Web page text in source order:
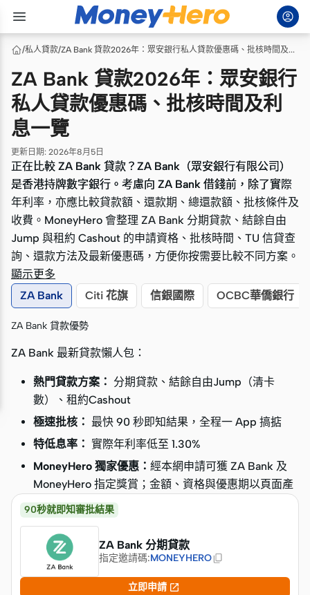
/私人貸款/ ZA Bank 貸款2026年：眾安銀行私人貸款優惠碼、批核時間及利息一覽
ZA Bank 貸款2026年：眾安銀行
私人貸款優惠碼、批核時間及利
息一覽
更新日期: 2026年8月5日
正在比較 ZA Bank 貸款？ZA Bank（眾安銀行有限公司）
是香港持牌數字銀行。考慮向 ZA Bank 借錢前，除了實際
年利率，亦應比較貸款額、還款期、總還款額、批核條件及
收費。MoneyHero 會整理 ZA Bank 分期貸款、結餘自由
Jump 與租約 Cashout 的申請資格、批核時間、TU 信貸查
詢、還款方法及最新優惠碼，方便你按需要比較不同方案。
正在比較 ZA Bank 貸款？ZA Bank（眾安銀行有限公司）
是香港持牌數字銀行。考慮向 ZA Bank 借錢前，除了實際
年利率，亦應比較貸款額、還款期、總還款額、批核條件及
收費。MoneyHero 會整理 ZA Bank 分期貸款、結餘自由
Jump 與租約 Cashout 的申請資格、批核時間、TU 信貸查
詢、還款方法及最新優惠碼，方便你按需要比較不同方案。
顯示更多
ZA Bank
Citi 花旗 信銀國際 OCBC華僑銀行
ZA Bank 貸款優勢
ZA Bank 最新貸款懶人包：
熱門貸款方案： 分期貸款、結餘自由Jump（清卡
數）、租約Cashout
極速批核： 最快 90 秒即知結果，全程一 App 搞掂
特低息率： 實際年利率低至 1.30%
MoneyHero 獨家優惠： 經本網申請可獲 ZA Bank 及
MoneyHero 指定獎賞；金額、資格與優惠期以頁面產
品卡及最新條款為準
90秒就即知審批結果
ZA Bank 分期貸款
指定邀請碼:MONEYHERO
立即申請 